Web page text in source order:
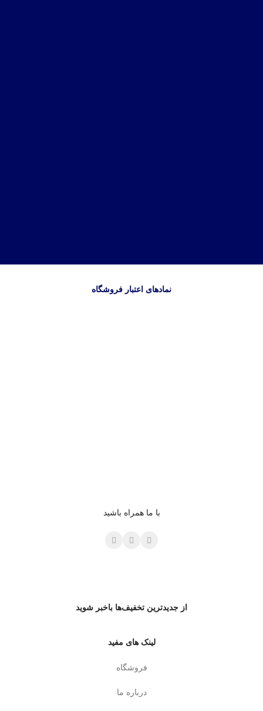
نمادهای اعتبار فروشگاه
با ما همراه باشید
از جدیدترین تخفیف‌ها باخبر شوید
لینک های مفید
فروشگاه
درباره ما